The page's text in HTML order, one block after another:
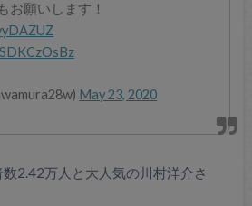
お願いします！
May 23, 2020
2.42万人と大人気の川村洋介さ